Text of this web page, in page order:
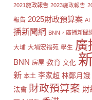
2021施政報告 2023施政報告
報告 2025財政預算案 AI
播新聞網 BNN，廣播新聞
大埔 大埔宏福苑 學生 廣
BNN 房屋 教育 文化
新 本土 李家超 林鄭月娥
法會 財政預算案 財